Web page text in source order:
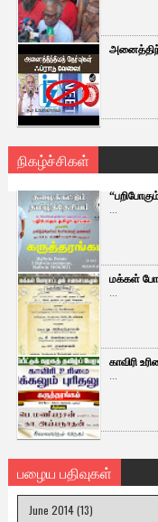
நிகழ்ச்சிகள்
...
மக்கள்
...
காவிரி
...
பழைய பதிவுகள்